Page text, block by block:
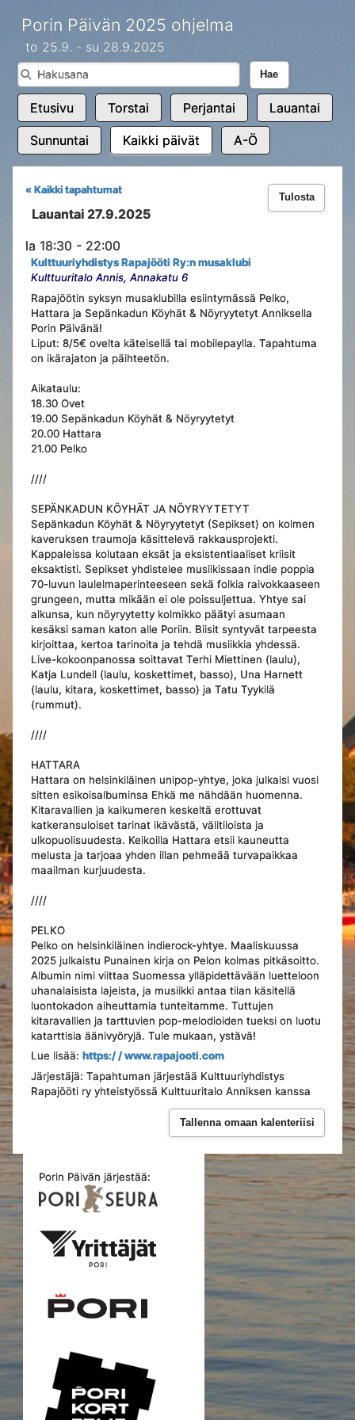
Porin Päivän 2025 ohjelma
to 25.9. - su 28.9.2025
Hae
Etusivu Torstai Perjantai Lauantai
Sunnuntai Kaikki päivät A-Ö
Tulosta
« Kaikki tapahtumat
Lauantai 27.9.2025
la 18:30 - 22:00
Kulttuuriyhdistys Rapajööti Ry:n musaklubi
Kulttuuritalo Annis, Annakatu 6
Rapajöötin syksyn musaklubilla esiintymässä Pelko,
Hattara ja Sepänkadun Köyhät & Nöyryytetyt Anniksella
Porin Päivänä!
Liput: 8/5€ ovelta käteisellä tai mobilepaylla. Tapahtuma
on ikärajaton ja päihteetön.
Aikataulu:
18.30 Ovet
19.00 Sepänkadun Köyhät & Nöyryytetyt
20.00 Hattara
21.00 Pelko
////
SEPÄNKADUN KÖYHÄT JA NÖYRYYTETYT
Sepänkadun Köyhät & Nöyryytetyt (Sepikset) on kolmen
kaveruksen traumoja käsittelevä rakkausprojekti.
Kappaleissa kolutaan eksät ja eksistentiaaliset kriisit
eksaktisti. Sepikset yhdistelee musiikissaan indie poppia
70-luvun laulelmaperinteeseen sekä folkia raivokkaaseen
grungeen, mutta mikään ei ole poissuljettua. Yhtye sai
alkunsa, kun nöyryytetty kolmikko päätyi asumaan
kesäksi saman katon alle Poriin. Biisit syntyvät tarpeesta
kirjoittaa, kertoa tarinoita ja tehdä musiikkia yhdessä.
Live-kokoonpanossa soittavat Terhi Miettinen (laulu),
Katja Lundell (laulu, koskettimet, basso), Una Harnett
(laulu, kitara, koskettimet, basso) ja Tatu Tyykilä
(rummut).
////
HATTARA
Hattara on helsinkiläinen unipop-yhtye, joka julkaisi vuosi
sitten esikoisalbuminsa Ehkä me nähdään huomenna.
Kitaravallien ja kaikumeren keskeltä erottuvat
katkeransuloiset tarinat ikävästä, välitiloista ja
ulkopuolisuudesta. Keikoilla Hattara etsii kauneutta
melusta ja tarjoaa yhden illan pehmeää turvapaikkaa
maailman kurjuudesta.
////
PELKO
Pelko on helsinkiläinen indierock-yhtye. Maaliskuussa
2025 julkaistu Punainen kirja on Pelon kolmas pitkäsoitto.
Albumin nimi viittaa Suomessa ylläpidettävään luetteloon
uhanalaisista lajeista, ja musiikki antaa tilan käsitellä
luontokadon aiheuttamia tunteitamme. Tuttujen
kitaravallien ja tarttuvien pop-melodioiden tueksi on luotu
katarttisia äänivyöryjä. Tule mukaan, ystävä!
Lue lisää: https:/ / www.rapajooti.com
Järjestäjä: Tapahtuman järjestää Kulttuuriyhdistys
Rapajööti ry yhteistyössä Kulttuuritalo Anniksen kanssa
Tallenna omaan kalenteriisi
Porin Päivän järjestää: